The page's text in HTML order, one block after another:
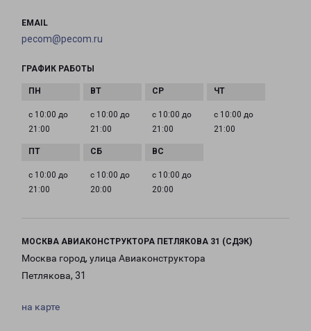
EMAIL
pecom@pecom.ru
ГРАФИК РАБОТЫ
с 10:00 до
21:00
с 10:00 до
21:00
с 10:00 до
21:00
с 10:00 до
21:00
с 10:00 до
21:00
с 10:00 до
20:00
с 10:00 до
20:00
МОСКВА АВИАКОНСТРУКТОРА ПЕТЛЯКОВА 31 (СДЭК)
Москва город, улица Авиаконструктора
Петлякова, 31
на карте